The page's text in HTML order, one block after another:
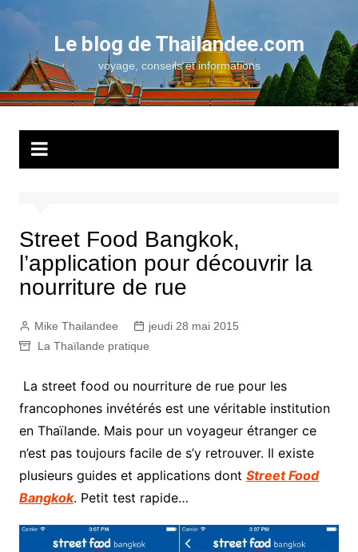
Aller
contenu
Le blog de Thailandee.com
voyage, conseils et informations
Street Food Bangkok,
l’application pour découvrir la
nourriture de rue
Mike Thailandee
jeudi 28 mai 2015
La Thaïlande pratique
La street food ou nourriture de rue pour les
francophones invétérés est une véritable institution
en Thaïlande. Mais pour un voyageur étranger ce
n’est pas toujours facile de s’y retrouver. Il existe
plusieurs guides et applications dont Street Food
Bangkok. Petit test rapide…